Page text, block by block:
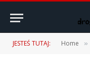
JESTEŚ TUTAJ: Home »